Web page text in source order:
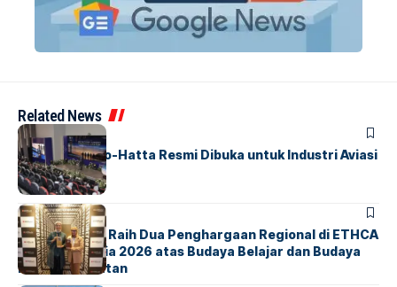
Related News
BANDARA BERITA
IALC Soekarno-Hatta Resmi Dibuka untuk Industri Aviasi
Dunia
BERITA
ParagonCorp Raih Dua Penghargaan Regional di ETHCA
Southeast Asia 2026 atas Budaya Belajar dan Budaya
Kebermanfaatan